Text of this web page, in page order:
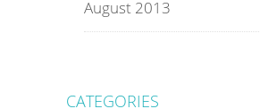
August 2013
CATEGORIES